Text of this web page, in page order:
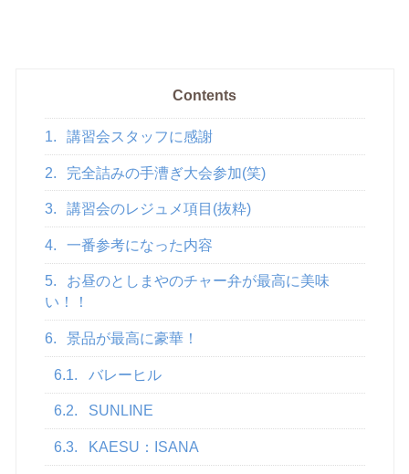
Contents
1. 講習会スタッフに感謝
2. 完全詰みの手漕ぎ大会参加(笑)
3. 講習会のレジュメ項目(抜粋)
4. 一番参考になった内容
5.
お昼のとしまやのチャー弁が最高に美味
い！！
6. 景品が最高に豪華！
6.1. バレーヒル
6.2. SUNLINE
6.3. KAESU：ISANA